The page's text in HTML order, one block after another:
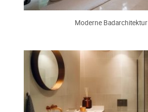
Moderne Badarchitektur